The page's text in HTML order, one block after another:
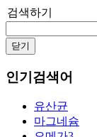
검색하기
닫기
인기검색어
유산균
마그네슘